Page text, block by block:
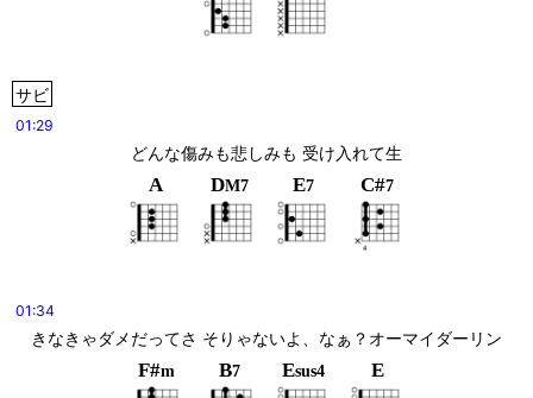
サビ
01:29
どんな傷みも悲しみも 受け入れて生
A DM7 E7 C#7
01:34
きなきゃダメだってさ そりゃないよ、なぁ？オーマイダーリン
F#m B7 Esus4 E